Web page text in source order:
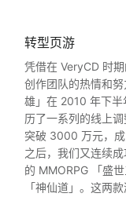
转型页游
凭借在 VeryCD 时
创作团队的热情和
雄」在 2010 年下
历了一系列的线上
突破 3000 万元，成
之后，我们又连续
的 MMORPG 「盛
「神仙道」。这两